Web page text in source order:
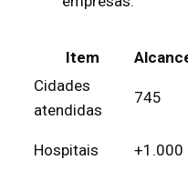
Item
Cidades
atendidas
745
Hospitais +1.000